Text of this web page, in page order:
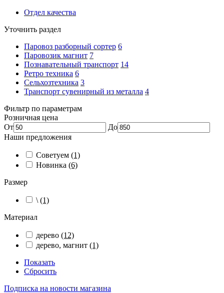
Отдел качества
Уточнить раздел
Паровоз разборный сортер 6
Паровозик магнит 7
Познавательный транспорт 14
Ретро техника 6
Сельхозтехника 3
Транспорт сувенирный из металла 4
Фильтр по параметрам
Розничная цена
От
До
Наши предложения
Советуем (1)
Новинка (6)
Размер
\ (1)
Материал
дерево (12)
дерево, магнит (1)
Показать
Сбросить
Подписка на новости магазина